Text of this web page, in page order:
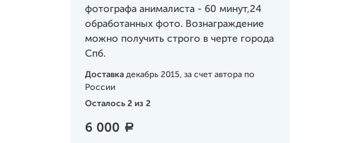
фотографа анималиста - 60 минут,24
обработанных фото. Вознаграждение
можно получить строго в черте города
Спб.
Доставка декабрь 2015, за счет автора по
России
Осталось 2 из 2
6 000 a